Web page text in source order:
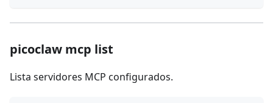
picoclaw mcp list
Lista servidores MCP configurados.